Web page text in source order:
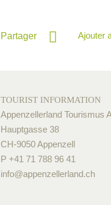
Partager Ajouter
TOURIST INFORMATION
Appenzellerland Tourismus
Hauptgasse 38
CH-9050 Appenzell
P +41 71 788 96 41
info@appenzellerland.ch